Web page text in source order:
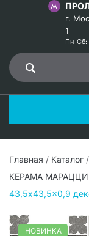
г.
1
Пн-Сб:
Главная / Каталог /
КЕРАМА МАРАЦЦИ
43,5x43,5x0,9
НОВИНКА